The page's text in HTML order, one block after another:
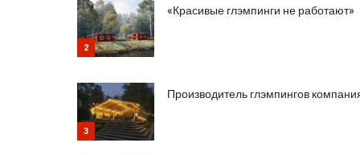
2
«Красивые глэмпинги не работают»
3
Производитель глэмпингов